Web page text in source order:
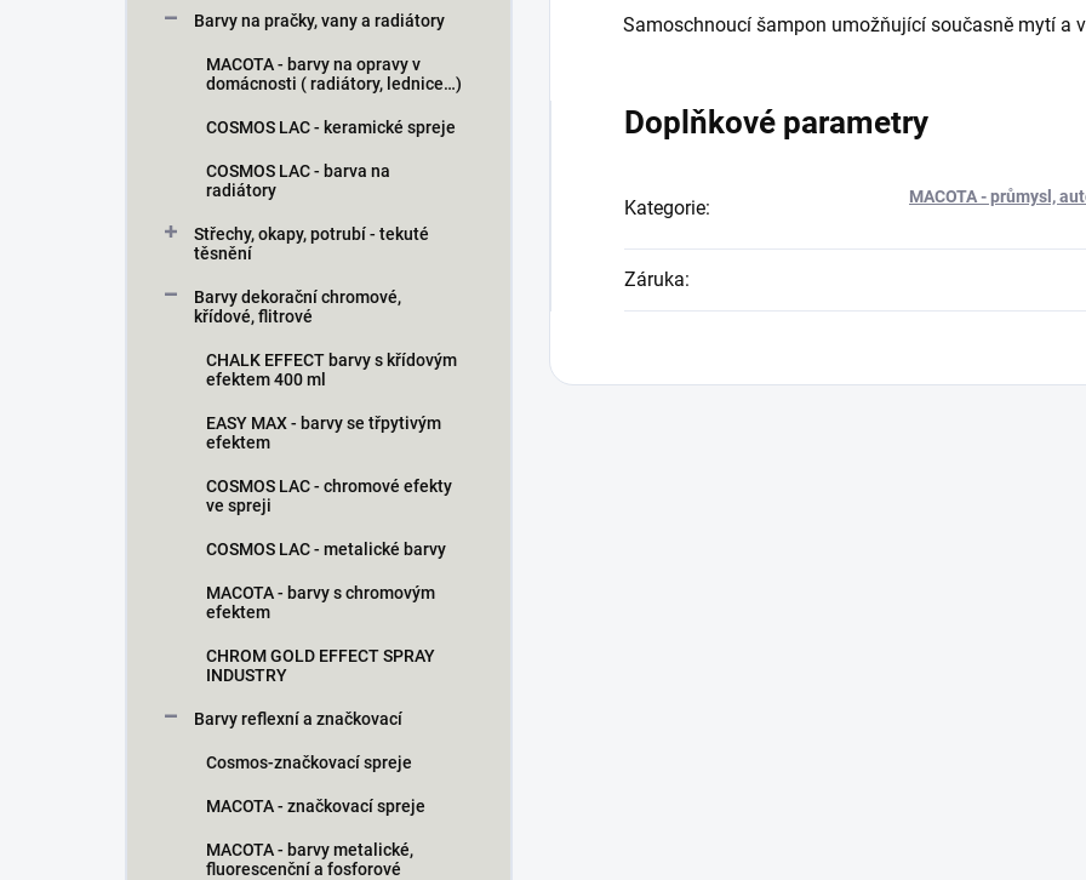
Barvy na pračky, vany a radiátory
MACOTA - barvy na opravy v
domácnosti ( radiátory, lednice…)
COSMOS LAC - keramické spreje
COSMOS LAC - barva na
radiátory
Střechy, okapy, potrubí - tekuté
těsnění
Barvy dekorační chromové,
křídové, flitrové
CHALK EFFECT barvy s křídovým
efektem 400 ml
EASY MAX - barvy se třpytivým
efektem
COSMOS LAC - chromové efekty
ve spreji
COSMOS LAC - metalické barvy
MACOTA - barvy s chromovým
efektem
CHROM GOLD EFFECT SPRAY
INDUSTRY
Barvy reflexní a značkovací
Cosmos-značkovací spreje
MACOTA - značkovací spreje
MACOTA - barvy metalické,
fluorescenční a fosforové
Samoschnoucí šampon umožňující současně mytí a
Doplňkové parametry
Kategorie:
MACOTA - průmysl,
Záruka: